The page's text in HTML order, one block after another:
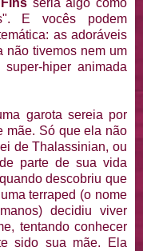
seria algo como
E vocês podem
as adoráveis
não tivemos nem um
hiper animada
garota sereia por
mãe. Só que ela não
de Thalassinian, ou
parte de sua vida
descobriu que
terraped (o nome
decidiu viver
tentando conhecer
sido sua mãe. Ela